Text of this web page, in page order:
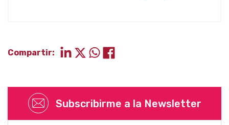
Compartir:
Subscribirme a la Newsletter